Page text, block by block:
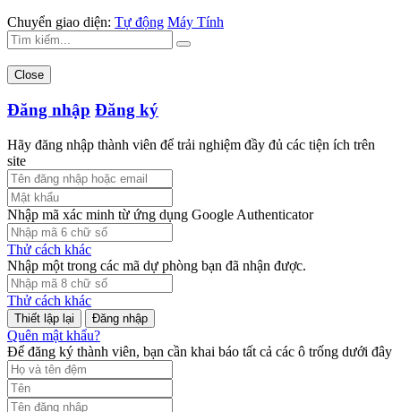
Chuyển giao diện: Tự động Máy Tính
Close
Đăng nhập Đăng ký
Hãy đăng nhập thành viên để trải nghiệm đầy đủ các tiện ích trên
site
Nhập mã xác minh từ ứng dụng Google Authenticator
Thử cách khác
Nhập một trong các mã dự phòng bạn đã nhận được.
Thử cách khác
Đăng nhập
Quên mật khẩu?
Để đăng ký thành viên, bạn cần khai báo tất cả các ô trống dưới đây